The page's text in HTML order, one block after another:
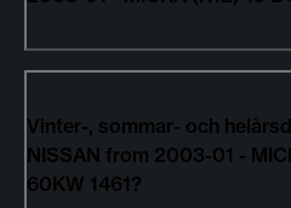
Vinter-, sommar- och
NISSAN from 2003-01 -
60KW 1461?